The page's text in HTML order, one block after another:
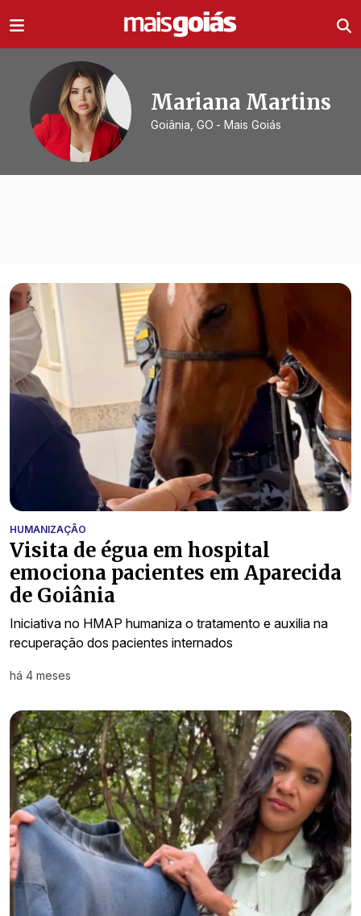
Mariana Martins
Goiânia, GO - Mais Goiás
Todas as notícias deMariana
HUMANIZAÇÃO
Visita de égua em hospital
emociona pacientes em Aparecida
de Goiânia
Iniciativa no HMAP humaniza o tratamento e auxilia na
recuperação dos pacientes internados
há 4 meses